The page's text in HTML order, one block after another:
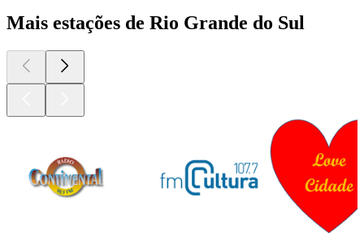
Mais estações de Rio Grande do Sul